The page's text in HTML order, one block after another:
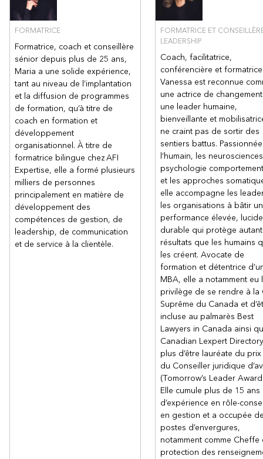
FORMATRICE
Formatrice, coach et conseillère
sénior depuis plus de 25 ans,
Maria a une solide expérience,
tant au niveau de l’implantation
et la diffusion de programmes
de formation, qu’à titre de
coach en formation et
développement
organisationnel. À titre de
formatrice bilingue chez AFI
Expertise, elle a formé plusieurs
milliers de personnes
principalement en matière de
développement des
compétences de gestion, de
leadership, de communication
et de service à la clientèle.
FORMATRICE ET
LEADERSHIP
Coach, facilitatrice,
conférencière et formatrice
Vanessa est reconnue
une actrice de
une leader humaine,
bienveillante et
ne craint pas de sortir des
sentiers battus.
l’humain, les
psychologie
et les approches
elle accompagne les
les organisations à bâtir
performance élevée,
durable qui protège
résultats que les humains
les créent. Avocate de
formation et détentrice
MBA, elle a notamment eu
privilège de se rendre à la
Suprême du Canada et
incluse au palmarès Best
Lawyers in Canada ainsi
Canadian Lexpert
plus d’être lauréate du prix
du Conseiller juridique
(Tomorrow’s Leader
Elle cumule plus de 15 ans
d’expérience en rôle-
en gestion et a occupée
postes d’envergures,
notamment comme Cheffe
protection des